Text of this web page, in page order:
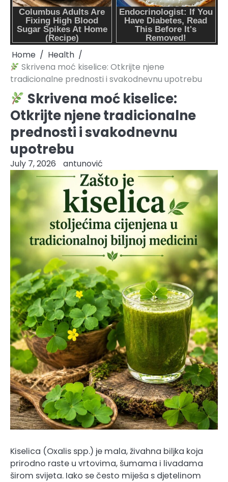
Home
Health
Skrivena moć kiselice: Otkrijte njene
tradicionalne prednosti i svakodnevnu upotrebu
Skrivena moć kiselice:
Otkrijte njene tradicionalne
prednosti i svakodnevnu
upotrebu
July 7, 2026 antunović
Kiselica (Oxalis spp.) je mala, živahna biljka koja
prirodno raste u vrtovima, šumama i livadama
širom svijeta. Iako se često miješa s djetelinom